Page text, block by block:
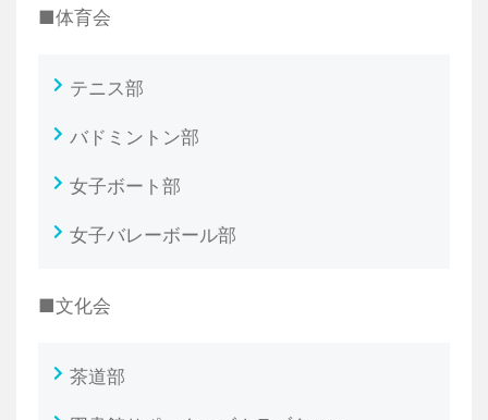
■体育会
テニス部
バドミントン部
女子ボート部
女子バレーボール部
■文化会
茶道部